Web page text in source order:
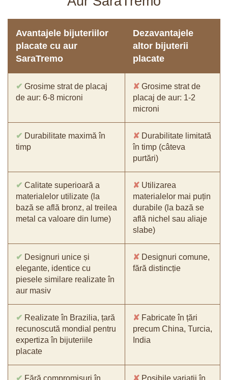
Avantajele bijuteriilor
placate cu aur
SaraTremo
Dezavantajele
altor bijuterii
placate
✔ Grosime strat de placaj
de aur: 6-8 microni
✘ Grosime strat de
placaj de aur: 1-2
microni
✔ Durabilitate maximă în
timp
✘ Durabilitate limitată
în timp (câteva
purtări)
✔ Calitate superioară a
materialelor utilizate (la
bază se află bronz, al treilea
metal ca valoare din lume)
✘ Utilizarea
materialelor mai puțin
durabile (la bază se
află nichel sau aliaje
slabe)
✔ Designuri unice și
elegante, identice cu
piesele similare realizate în
aur masiv
✘ Designuri comune,
fără distincție
✔ Realizate în Brazilia, țară
recunoscută mondial pentru
expertiza în bijuteriile
placate
✘ Fabricate în țări
precum China, Turcia,
India